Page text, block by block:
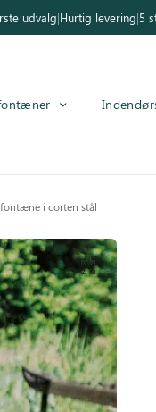
udvalg|Hurtig levering|5
i corten stål